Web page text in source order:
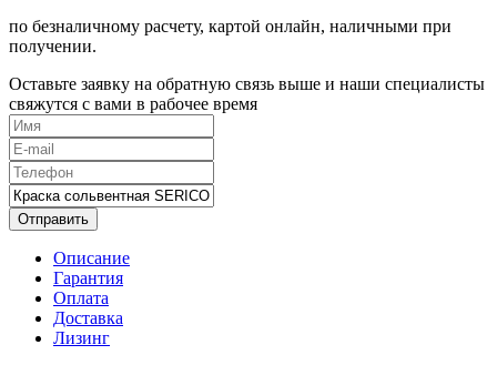
по безналичному расчету, картой онлайн, наличными при
получении.
Оставьте заявку на обратную связь выше и наши специалисты
свяжутся с вами в рабочее время
Отправить
Описание
Гарантия
Оплата
Доставка
Лизинг